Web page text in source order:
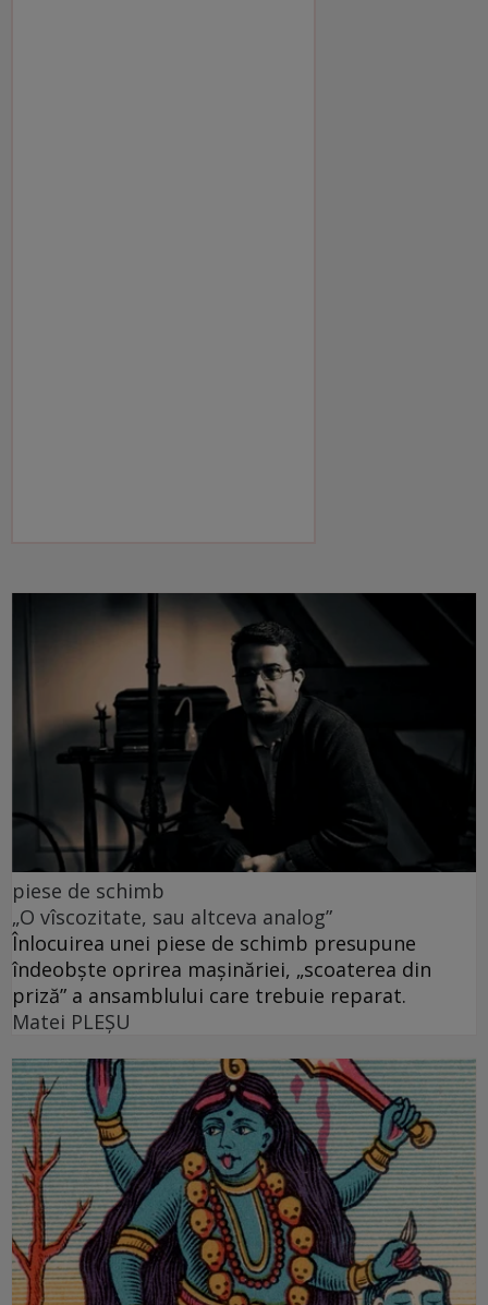
piese de schimb
„O vîscozitate, sau altceva analog”
Înlocuirea unei piese de schimb presupune
îndeobște oprirea mașinăriei, „scoaterea din
priză” a ansamblului care trebuie reparat.
Matei PLEŞU